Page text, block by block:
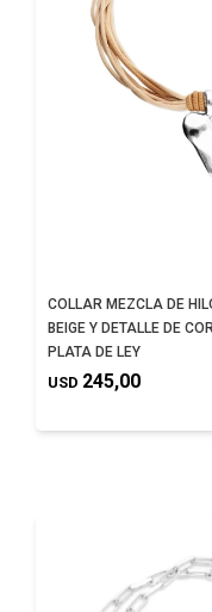
COLLAR MEZCLA DE
BEIGE Y DETALLE DE
PLATA DE LEY
USD 245,00